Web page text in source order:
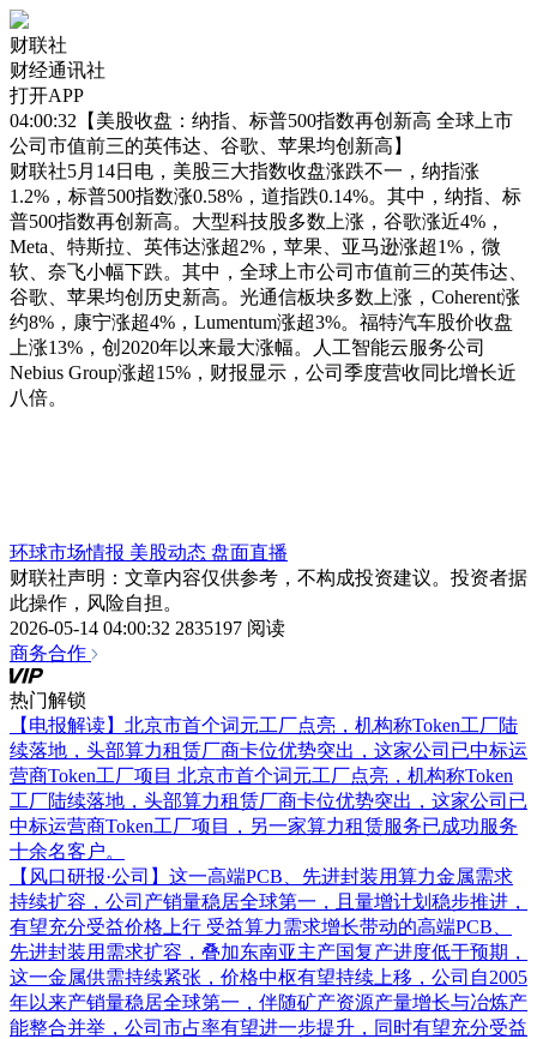
财联社
财经通讯社
打开APP
04:00:32【美股收盘：纳指、标普500指数再创新高 全球上市
公司市值前三的英伟达、谷歌、苹果均创新高】
财联社5月14日电，美股三大指数收盘涨跌不一，纳指涨
1.2%，标普500指数涨0.58%，道指跌0.14%。其中，纳指、标
普500指数再创新高。大型科技股多数上涨，谷歌涨近4%，
Meta、特斯拉、英伟达涨超2%，苹果、亚马逊涨超1%，微
软、奈飞小幅下跌。其中，全球上市公司市值前三的英伟达、
谷歌、苹果均创历史新高。光通信板块多数上涨，Coherent涨
约8%，康宁涨超4%，Lumentum涨超3%。福特汽车股价收盘
上涨13%，创2020年以来最大涨幅。人工智能云服务公司
Nebius Group涨超15%，财报显示，公司季度营收同比增长近
八倍。
环球市场情报 美股动态 盘面直播
财联社声明：文章内容仅供参考，不构成投资建议。投资者据
此操作，风险自担。
2026-05-14 04:00:32 2835197 阅读
商务合作
热门解锁
【电报解读】北京市首个词元工厂点亮，机构称Token工厂陆
续落地，头部算力租赁厂商卡位优势突出，这家公司已中标运
营商Token工厂项目 北京市首个词元工厂点亮，机构称Token
工厂陆续落地，头部算力租赁厂商卡位优势突出，这家公司已
中标运营商Token工厂项目，另一家算力租赁服务已成功服务
十余名客户。
【风口研报·公司】这一高端PCB、先进封装用算力金属需求
持续扩容，公司产销量稳居全球第一，且量增计划稳步推进，
有望充分受益价格上行 受益算力需求增长带动的高端PCB、
先进封装用需求扩容，叠加东南亚主产国复产进度低于预期，
这一金属供需持续紧张，价格中枢有望持续上移，公司自2005
年以来产销量稳居全球第一，伴随矿产资源产量增长与冶炼产
能整合并举，公司市占率有望进一步提升，同时有望充分受益